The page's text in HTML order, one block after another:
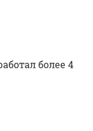
более 4